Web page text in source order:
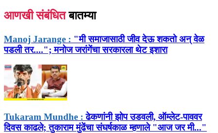
आणखी संबंधित बातम्या
Manoj Jarange : "मी समाजासाठी जीव देऊ शकतो अन् वेळ
पडली तर...."; मनोज जरांगेंचा सरकारला थेट इशारा
Tukaram Mundhe : ढेकणांनी झोप उडवली, ऑम्लेट-पाववर
दिवस काढले; तुकाराम मुंढेंचा संघर्षकाळ म्हणाले "आज जर मी..."